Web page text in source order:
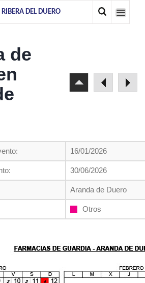
DEL DUERO
de
16/01/2026
30/06/2026
Aranda de Duero
Otros